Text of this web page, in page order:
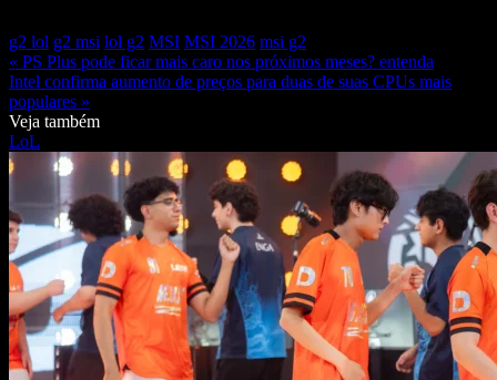
g2 lol g2 msi lol g2 MSI MSI 2026 msi g2
« PS Plus pode ficar mais caro nos próximos meses? entenda
Intel confirma aumento de preços para duas de suas CPUs mais
populares »
Veja também
LoL